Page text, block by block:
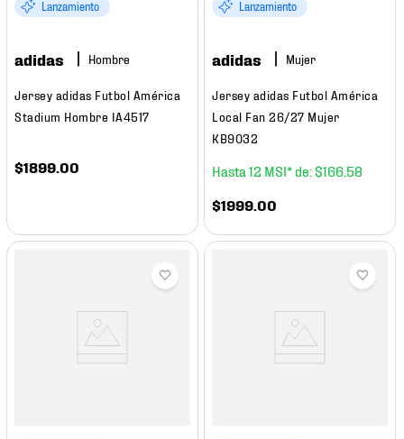
Lanzamiento
adidas Hombre
Jersey adidas Futbol América
Stadium Hombre IA4517
$1899 .00
Lanzamiento
adidas Mujer
Jersey adidas Futbol América
Local Fan 26/27 Mujer
KB9032
12 $166 58
$1999 .00